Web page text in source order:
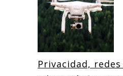
Privacidad,